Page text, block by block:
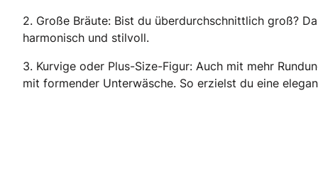
2. Große Bräute: Bist du überdurchschnittlich groß?
harmonisch und stilvoll.
3. Kurvige oder Plus-Size-Figur: Auch mit mehr
mit formender Unterwäsche. So erzielst du eine